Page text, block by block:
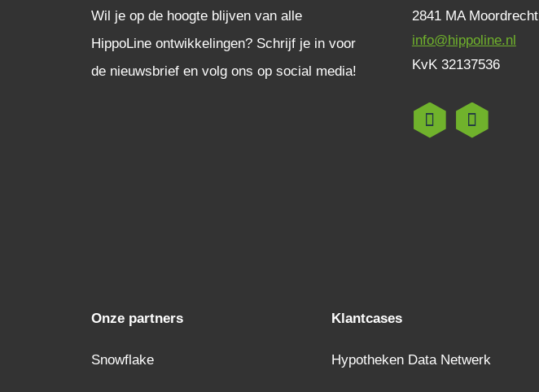
Wil je op de hoogte blijven van alle
HippoLine ontwikkelingen? Schrijf je in voor
de nieuwsbrief en volg ons op social media!
2841 MA Moordrecht
info@hippoline.nl
KvK 32137536
Onze partners
Snowflake
Klantcases
Hypotheken Data Netwerk